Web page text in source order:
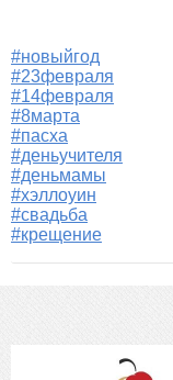
#новыйгод
#23февраля
#14февраля
#8марта
#пасха
#деньучителя
#деньмамы
#хэллоуин
#свадьба
#крещение